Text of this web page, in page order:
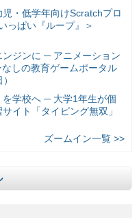
・低学年向けScratchプロ
ぱい『ループ』＞
ンジンに ─ アニメーション
しの教育ゲームポータル
を学校へ ─ 大学1年生が個
イト「タイピング無双」
ズームイン一覧 >>